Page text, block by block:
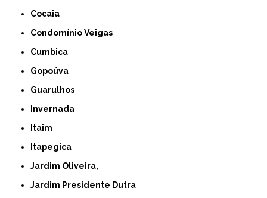
Cocaia
Condomínio Veigas
Cumbica
Gopoúva
Guarulhos
Invernada
Itaim
Itapegica
Jardim Oliveira,
Jardim Presidente Dutra